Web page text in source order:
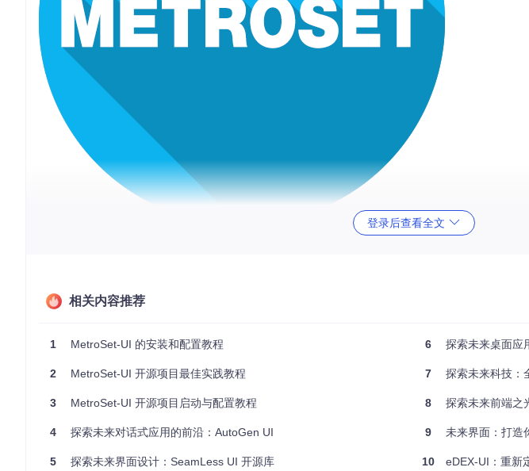
项目简介
持从Windows XP SP1到Windows 10的各种操作系统，并且包含了丰富组件和形式选择。
技术解析
MetroSet UI Framework提供了多样的组件和表单，包括但不限于风格管理器、提示框、按钮、复
登录后查看全文
相关内容推荐
1 MetroSet-UI 的安装和配置教程
2 MetroSet-UI 开源项目最佳实践教程
3 MetroSet-UI 开源项目启动与配置教程
4 探索未来对话式应用的前沿：AutoGen UI
5 探索未来界面设计：SeamLess UI 开源库
6 探索未来桌面应
7 探索未来科技：
8 探索未来前端之
9 未来界面：打造
10 eDEX-UI：重新